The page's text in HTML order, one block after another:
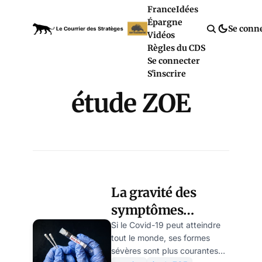
FranceIdées
Épargne
Vidéos
Règles du CDS
Se connecter
S'inscrire
Se
étude ZOE
La gravité des
symptômes
diffèrerait en
fonction du variant
Si le Covid-19 peut atteindre
tout le monde, ses formes
sévères sont plus courantes